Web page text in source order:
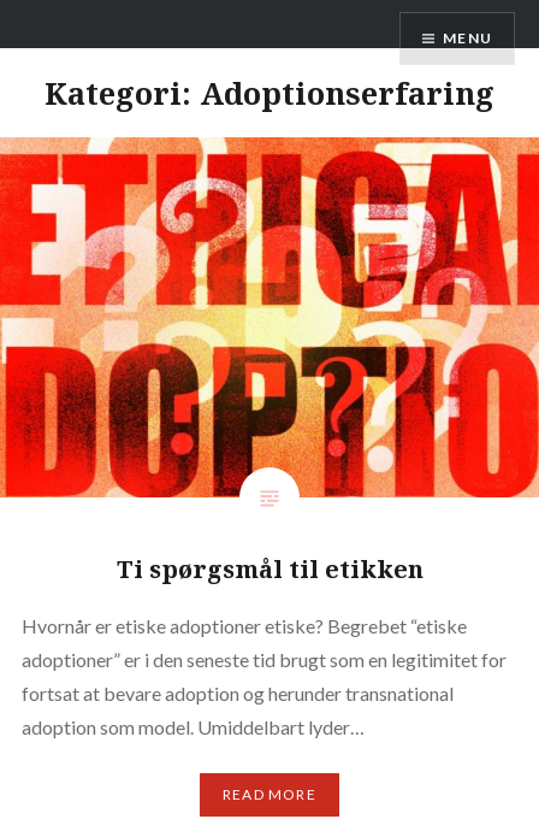
to Adoptionspolitisk Forum MENU
Kategori: Adoptionserfaring
Ti spørgsmål til etikken
Hvornår er etiske adoptioner etiske? Begrebet “etiske
adoptioner” er i den seneste tid brugt som en legitimitet for
fortsat at bevare adoption og herunder transnational
adoption som model. Umiddelbart lyder…
READ MORE